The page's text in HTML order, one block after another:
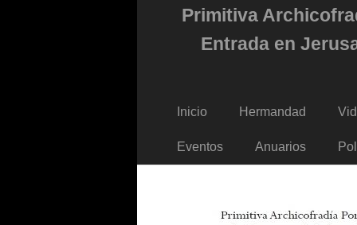
Primitiva
Entrada en
Inicio Hermandad
Eventos Anuarios